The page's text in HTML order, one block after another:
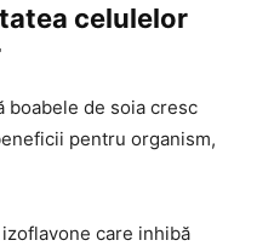
celulelor
boabele de soia cresc
pentru organism,
care inhibă